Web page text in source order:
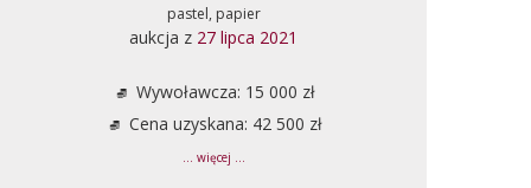
pastel, papier
aukcja z 27 lipca 2021
Wywoławcza: 15 000 zł
Cena uzyskana: 42 500 zł
... więcej ...